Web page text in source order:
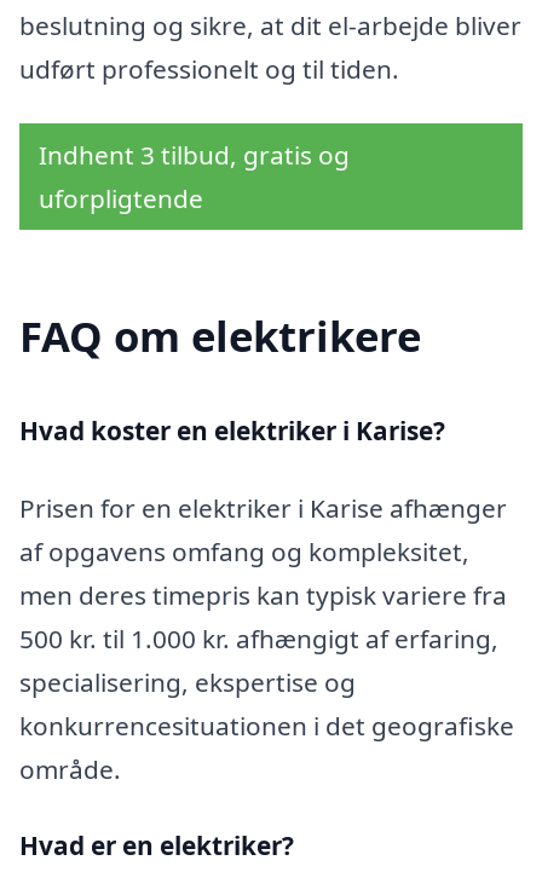
beslutning og sikre, at dit el-arbejde bliver
udført professionelt og til tiden.
Indhent 3 tilbud, gratis og
uforpligtende
FAQ om elektrikere
Hvad koster en elektriker i Karise?
Prisen for en elektriker i Karise afhænger
af opgavens omfang og kompleksitet,
men deres timepris kan typisk variere fra
500 kr. til 1.000 kr. afhængigt af erfaring,
specialisering, ekspertise og
konkurrencesituationen i det geografiske
område.
Hvad er en elektriker?